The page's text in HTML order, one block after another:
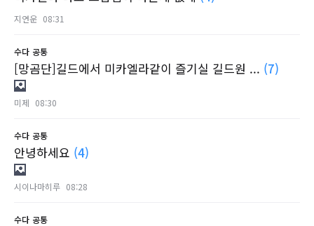
지연운 08:31
수다 공통
[망곰단]길드에서 미카엘라같이 즐기실 길드원 ... (7)
미제 08:30
수다 공통
안녕하세요 (4)
시이나마히루 08:28
수다 공통